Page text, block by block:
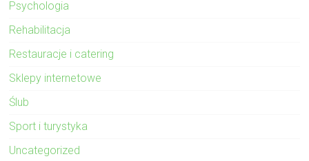
Psychologia
Rehabilitacja
Restauracje i catering
Sklepy internetowe
Ślub
Sport i turystyka
Uncategorized